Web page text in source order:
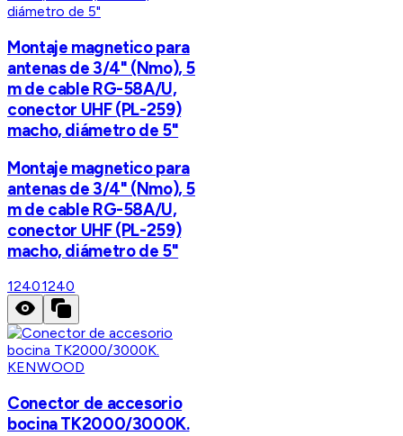
Montaje magnetico para
antenas de 3/4" (Nmo), 5
m de cable RG-58A/U,
conector UHF (PL-259)
macho, diámetro de 5"
Montaje magnetico para
antenas de 3/4" (Nmo), 5
m de cable RG-58A/U,
conector UHF (PL-259)
macho, diámetro de 5"
12401240
KENWOOD
Conector de accesorio
bocina TK2000/3000K.